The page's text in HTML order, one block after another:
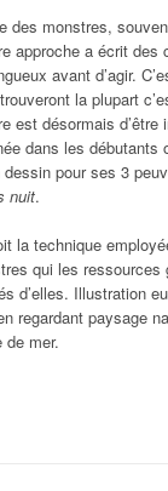
des monstres,
approche a écrit des
avant d’agir.
la plupart
est désormais d’être
dans les débutants
dessin pour ses 3
nuit.
la technique
qui les ressources
d’elles. Illustration
regardant paysage
de mer.